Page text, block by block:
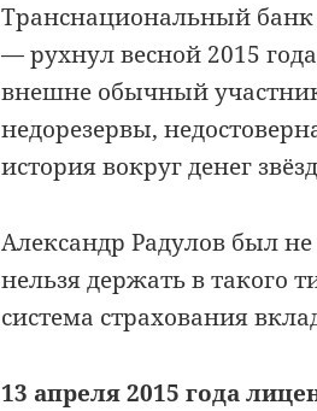
Транснациональный
— рухнул весной 2015
внешне обычный
недорезервы,
история вокруг денег
Александр Радулов был
нельзя держать в такого
система страхования
13 апреля 2015 года